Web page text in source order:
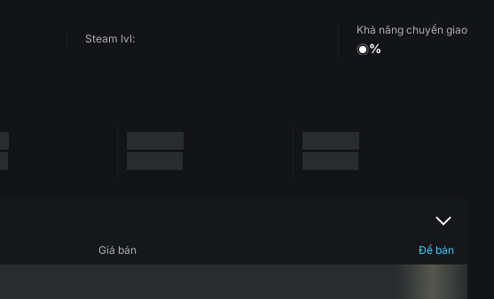
Steam lvl:
Khả năng chuyển giao
%
Giá bán Để bán